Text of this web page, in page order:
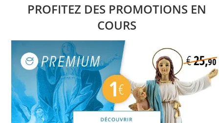
PROFITEZ DES PROMOTIONS EN
COURS